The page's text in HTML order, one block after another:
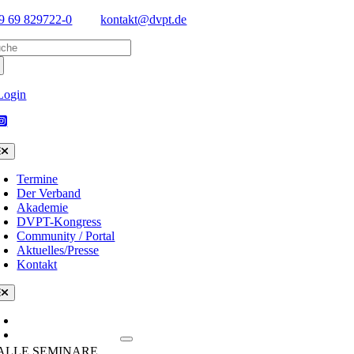
Skip
content
69 829722-0
kontakt@dvpt.de
Termine
Der Verband
Akademie
DVPT-Kongress
Community / Portal
Aktuelles/Presse
Kontakt
Seminare & Themen
SEMINARE